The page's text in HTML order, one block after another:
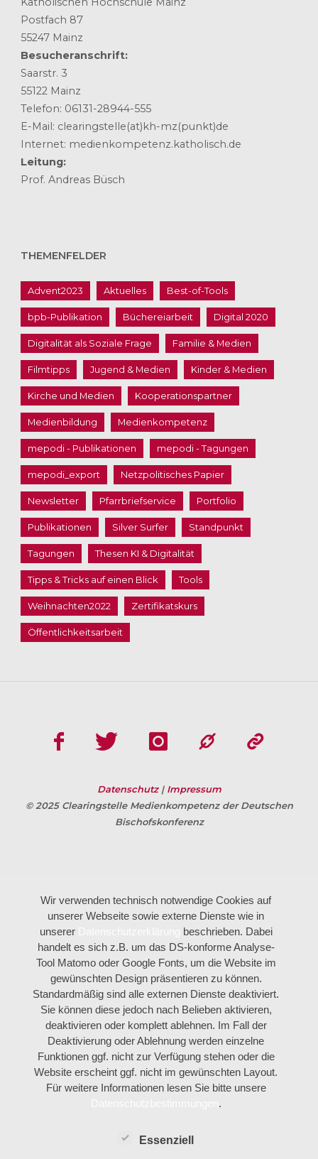
Postfach 87
55247 Mainz
Besucheranschrift:
Saarstr. 3
55122 Mainz
Telefon: 06131-28944-555
E-Mail: clearingstelle(at)kh-mz(punkt)de
Internet: medienkompetenz.katholisch.de
Leitung:
Prof. Andreas Büsch
THEMENFELDER
Advent2023 Aktuelles Best-of-Tools
bpb-Publikation Büchereiarbeit Digital 2020
Digitalität als Soziale Frage Familie & Medien
Filmtipps Jugend & Medien Kinder & Medien
Kirche und Medien Kooperationspartner
Medienbildung Medienkompetenz
mepodi - Publikationen mepodi - Tagungen
mepodi_export Netzpolitisches Papier
Newsletter Pfarrbriefservice Portfolio
Publikationen Silver Surfer Standpunkt
Tagungen Thesen KI & Digitalität
Tipps & Tricks auf einen Blick Tools
Weihnachten2022 Zertifikatskurs
Öffentlichkeitsarbeit
Datenschutz | Impressum
© 2025 Clearingstelle Medienkompetenz der Deutschen
Bischofskonferenz
Wir verwenden technisch notwendige Cookies auf
unserer Webseite sowie externe Dienste wie in
unserer
beschrieben. Dabei
handelt es sich z.B. um das DS-konforme Analyse-
Tool Matomo oder Google Fonts, um die Website im
gewünschten Design präsentieren zu können.
Standardmäßig sind alle externen Dienste deaktiviert.
Sie können diese jedoch nach Belieben aktivieren,
deaktivieren oder komplett ablehnen. Im Fall der
Deaktivierung oder Ablehnung werden einzelne
Funktionen ggf. nicht zur Verfügung stehen oder die
Website erscheint ggf. nicht im gewünschten Layout.
Für weitere Informationen lesen Sie bitte unsere
.
Essenziell